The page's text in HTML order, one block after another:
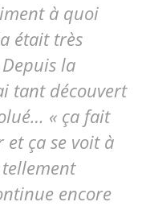
à quoi
était très
la
tant découvert
« ça fait
et ça se voit à
tellement
encore